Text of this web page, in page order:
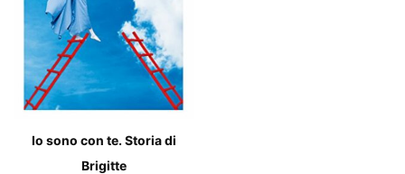
Io sono con te. Storia di
Brigitte